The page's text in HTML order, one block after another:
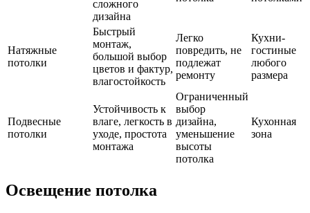
сложного
дизайна
Натяжные
потолки
Быстрый
монтаж,
большой выбор
цветов и фактур,
влагостойкость
Легко
повредить, не
подлежат
ремонту
Кухни-
гостиные
любого
размера
Подвесные
потолки
Устойчивость к
влаге, легкость в
уходе, простота
монтажа
Ограниченный
выбор
дизайна,
уменьшение
высоты
потолка
Кухонная
зона
Освещение потолка